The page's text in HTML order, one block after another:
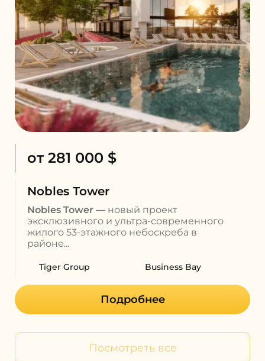
от 281 000 $
Nobles Tower
Nobles Tower — новый проект
эксклюзивного и ультра-современного
жилого 53-этажного небоскреба в
районе...
Tiger Group Business Bay
Подробнее
Посмотреть все